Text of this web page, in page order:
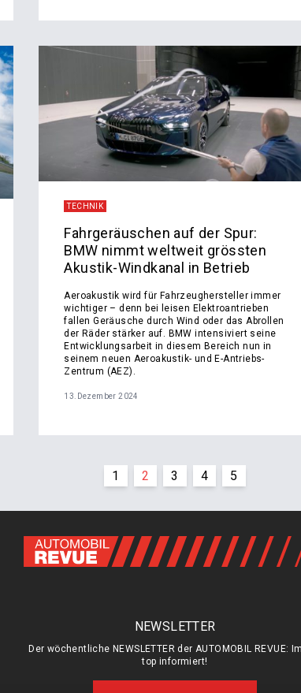
TECHNIK
Fahrgeräuschen auf der Spur:
BMW nimmt weltweit grössten
Akustik-Windkanal in Betrieb
Aeroakustik wird für Fahrzeughersteller immer
wichtiger – denn bei leisen Elektroantrieben
fallen Geräusche durch Wind oder das Abrollen
der Räder stärker auf. BMW intensiviert seine
Entwicklungsarbeit in diesem Bereich nun in
seinem neuen Aeroakustik- und E-Antriebs-
Zentrum (AEZ).
13.Dezember 2024
1 2 3 4 5
NEWSLETTER
Der wöchentliche NEWSLETTER der AUTOMOBIL REVUE:
top informiert!